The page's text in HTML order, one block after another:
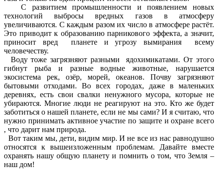
С развитием промышленности и появлением новых
технологий выбросы вредных газов в атмосферу
увеличиваются. С каждым разом их число в атмосфере растёт.
Это приводит к образованию парникового эффекта, а значит,
приносит вред планете и угрозу вымирания всему
человечеству.
Воду тоже загрязняют разными ядохимикатами. От этого
гибнут рыба и разные водные животные, нарушается
экосистема рек, озёр, морей, океанов. Почву загрязняют
бытовыми отходами. Во всех городах, даже в маленьких
деревнях, есть свои свалки ненужного мусора, которые не
убираются. Многие люди не реагируют на это. Кто же будет
заботиться о нашей планете, если не мы сами? И я считаю, что
нужно принимать активное участие по защите и охране всего
, что дарит нам природа.
Вот таким мы, дети, видим мир. И не все из нас равнодушно
относятся к вышеизложенным проблемам. Давайте вместе
охранять нашу общую планету и помнить о том, что Земля –
наш дом!